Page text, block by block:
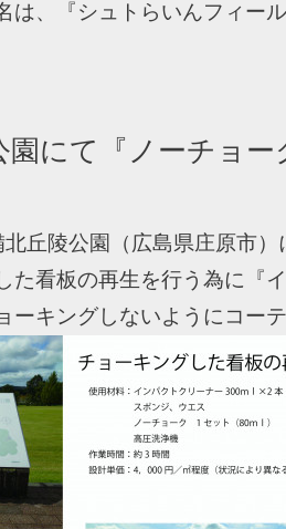
は、『シュトらいんフィー
園にて『ノーチョ
丘陵公園（広島県庄原市
た看板の再生を行う為に『
ーキングしないようにコー